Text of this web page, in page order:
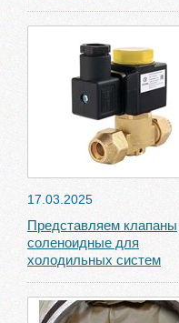
17.03.2025
Представляем клапаны
соленоидные для
холодильных систем